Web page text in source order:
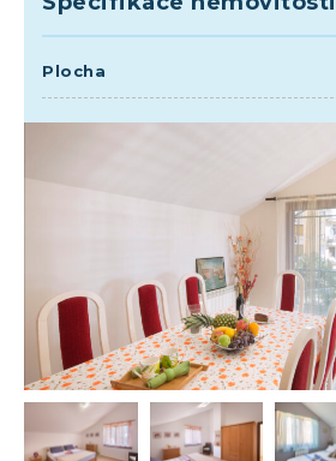
Plocha